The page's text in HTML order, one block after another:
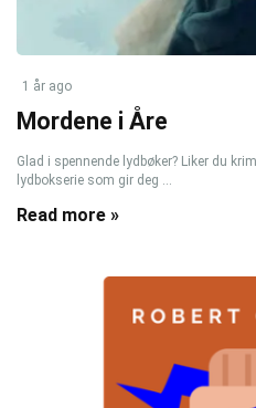
1 år ago
Mordene i Åre
Glad i spennende lydbøker? Liker du
lydbokserie som gir deg ...
Read more »